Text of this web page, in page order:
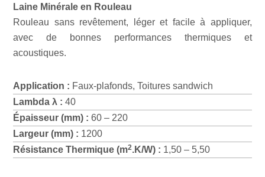
Laine Minérale en Rouleau
Rouleau sans revêtement, léger et facile à appliquer,
avec de bonnes performances thermiques et
acoustiques.
Application : Faux-plafonds, Toitures sandwich
Lambda λ : 40
Épaisseur (mm) : 60 – 220
Largeur (mm) : 1200
Résistance Thermique (m2.K/W) : 1,50 – 5,50